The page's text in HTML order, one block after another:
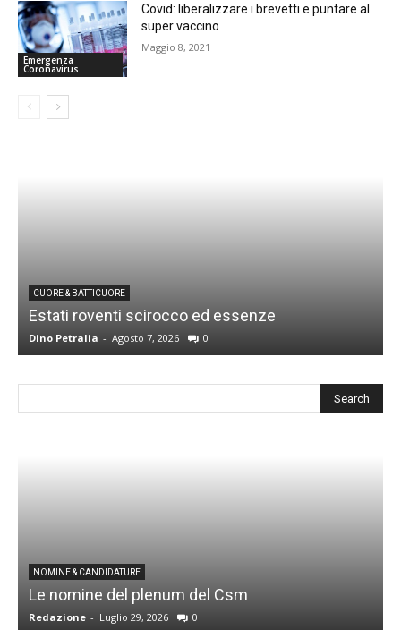
Emergenza
Coronavirus
Covid: liberalizzare i brevetti e puntare al
super vaccino
Maggio 8, 2021
CUORE & BATTICUORE
Estati roventi scirocco ed essenze
Dino Petralia - Agosto 7, 2026 0
NOMINE & CANDIDATURE
Le nomine del plenum del Csm
Redazione - Luglio 29, 2026 0